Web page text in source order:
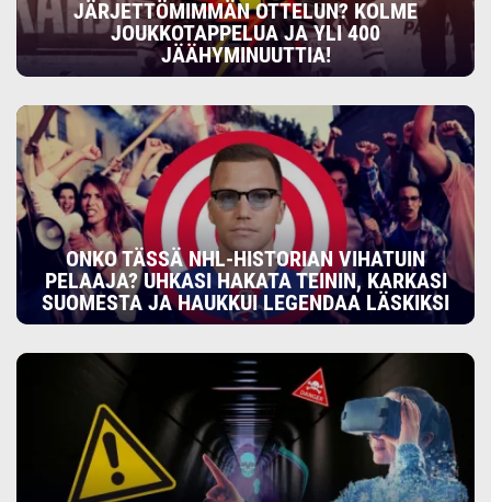
JÄRJETTÖMIMMÄN OTTELUN? KOLME
JOUKKOTAPPELUA JA YLI 400
JÄÄHYMINUUTTIA!
ONKO TÄSSÄ NHL-HISTORIAN VIHATUIN
PELAAJA? UHKASI HAKATA TEININ, KARKASI
SUOMESTA JA HAUKKUI LEGENDAA LÄSKIKSI